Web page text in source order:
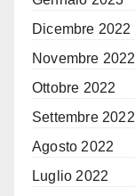
Dicembre 2022
Novembre 2022
Ottobre 2022
Settembre 2022
Agosto 2022
Luglio 2022